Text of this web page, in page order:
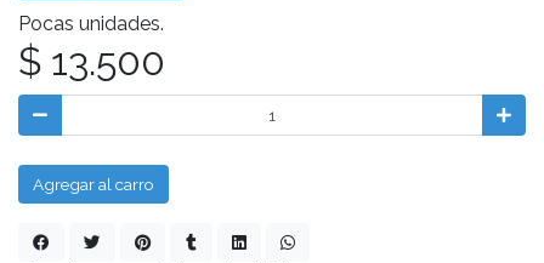
Pocas unidades.
$ 13.500
Agregar al carro